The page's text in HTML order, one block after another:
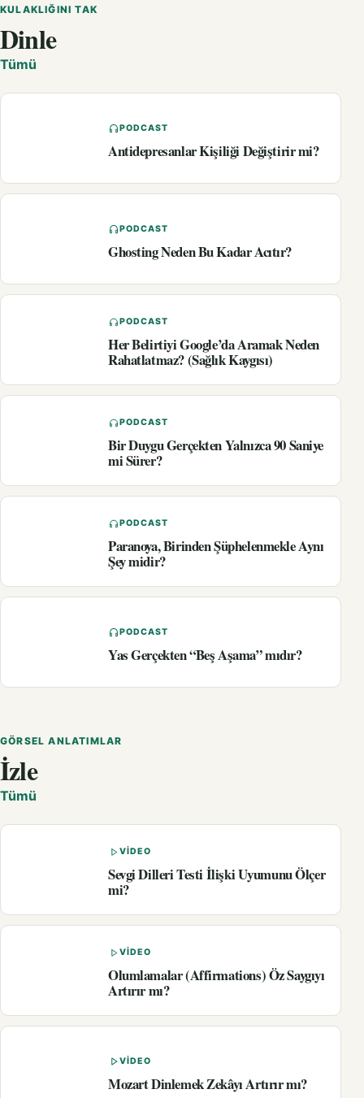
KULAKLIĞINI TAK
Dinle
Tümü
PODCAST
Antidepresanlar Kişiliği Değiştirir mi?
PODCAST
Ghosting Neden Bu Kadar Acıtır?
PODCAST
Her Belirtiyi Google’da Aramak Neden
Rahatlatmaz? (Sağlık Kaygısı)
PODCAST
Bir Duygu Gerçekten Yalnızca 90 Saniye
mi Sürer?
PODCAST
Paranoya, Birinden Şüphelenmekle Aynı
Şey midir?
PODCAST
Yas Gerçekten “Beş Aşama” mıdır?
GÖRSEL ANLATIMLAR
İzle
Tümü
VIDEO
Sevgi Dilleri Testi İlişki Uyumunu Ölçer
mi?
VIDEO
Olumlamalar (Affirmations) Öz Saygıyı
Artırır mı?
VIDEO
Mozart Dinlemek Zekâyı Artırır mı?